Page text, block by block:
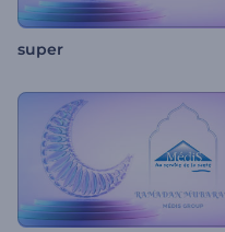
super